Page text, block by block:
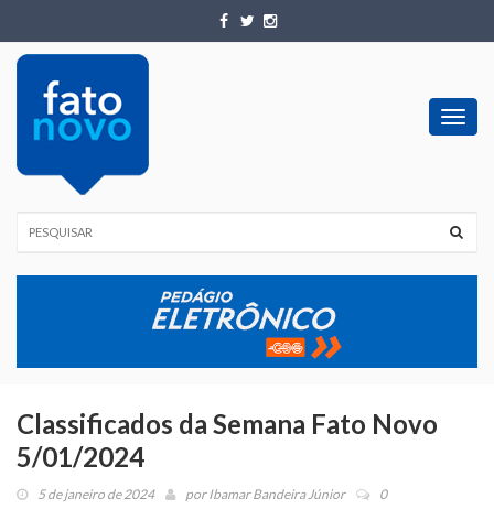
Classificados da Semana Fato Novo
5/01/2024
5 de janeiro de 2024 porIbamar Bandeira Júnior 0